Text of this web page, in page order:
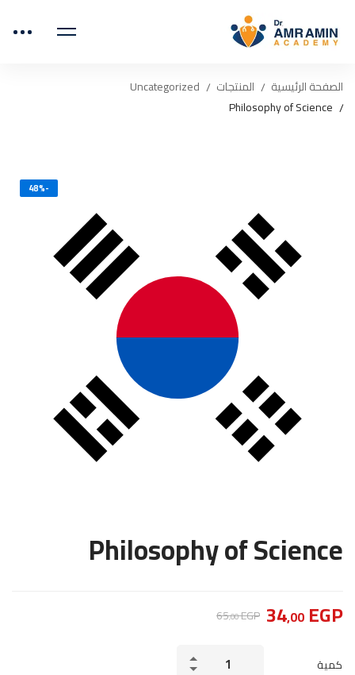
الصفحة الرئيسية المنتجات
Uncategorized
Philosophy of Science
-48%
Philosophy of Science
34,00 EGP
65,00EGP
كمية